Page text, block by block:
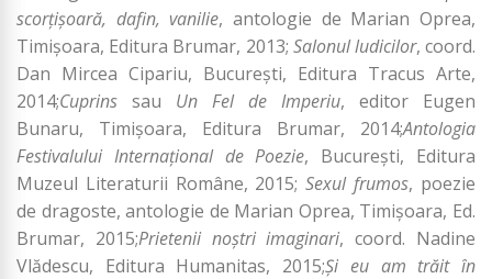
scorțișoară, dafin, vanilie, antologie de Marian Oprea,
Timișoara, Editura Brumar, 2013; Salonul ludicilor, coord.
Dan Mircea Cipariu, București, Editura Tracus Arte,
2014;Cuprins sau Un Fel de Imperiu, editor Eugen
Bunaru, Timișoara, Editura Brumar, 2014;Antologia
Festivalului Internațional de Poezie, București, Editura
Muzeul Literaturii Române, 2015;Sexul frumos, poezie
de dragoste, antologie de Marian Oprea, Timișoara, Ed.
Brumar, 2015;Prietenii noștri imaginari, coord. Nadine
Vlădescu, Editura Humanitas, 2015;Și eu am trăit în